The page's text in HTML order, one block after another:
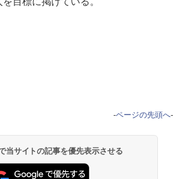
-ページの先頭へ-
当サイトの記事を優先表示させる